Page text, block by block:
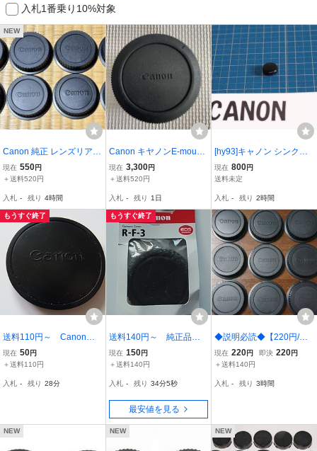
入札1番乗り10%対象
NEW
Canon 純正 レンズリアキ
ャップ 8個セット EFマウ
ント用
現在 550円
＋送料520円
入札 - 残り 4時間
Canon キヤノンE-mount
FX PC-GF30日本製 K&F
NCEPT AutoFocus Adapt
ボディキャップ旧家蔵出
し品26804
現在 3,300円
＋送料520円
入札 - 残り 1日
[hy93]キャノン シンクロ
ターミナル キャップ カメ
ラ Synchro Terminal cap
保護 カバー パーツ フ
ラッシュ FT
現在 800円
送料未定
入札 - 残り 2時間
もうすぐ終了
送料110円～ Canon
キヤノン キャップ 58
mm 管理no.1
現在 50円
＋送料110円
入札 - 残り 27分59秒
もうすぐ終了
送料140円～ 純正品 C
anon キャノン カメラ
カバー R-F-3 ボディキ
現在 150円
＋送料140円
入札 - 残り 34分4秒
最安値を見る
◆説明必読◆【220円/
点】Canon EOS EFマウ
ント 純正レンズリアキャ
現在 220円 即決 220円
＋送料140円
入札 - 残り 3時間
NEW NEW NEW